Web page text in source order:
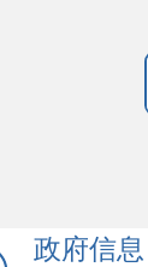
政府信息